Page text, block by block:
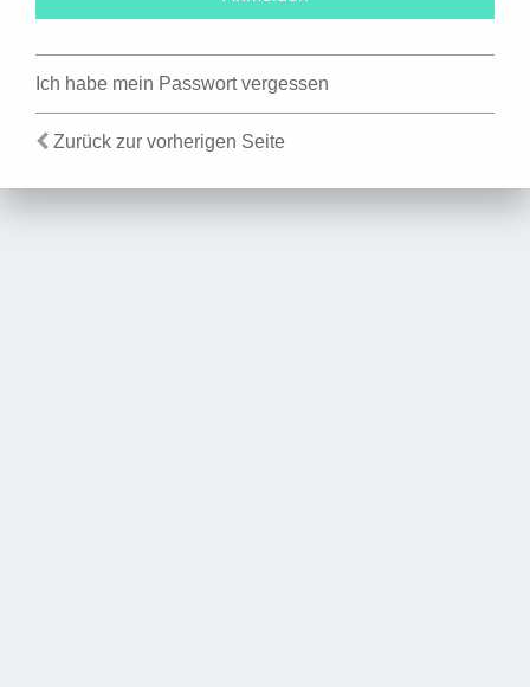
Ich habe mein Passwort vergessen
Zurück zur vorherigen Seite